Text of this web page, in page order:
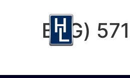
5717509012 (BAG